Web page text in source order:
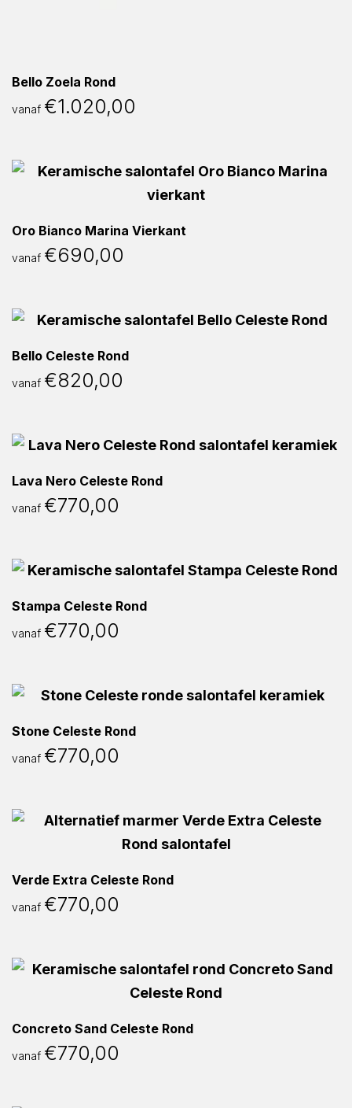
Bello Zoela Rond
vanaf €1.020,00
Oro Bianco Marina Vierkant
vanaf €690,00
Bello Celeste Rond
vanaf €820,00
Lava Nero Celeste Rond
vanaf €770,00
Stampa Celeste Rond
vanaf €770,00
Stone Celeste Rond
vanaf €770,00
Verde Extra Celeste Rond
vanaf €770,00
Concreto Sand Celeste Rond
vanaf €770,00